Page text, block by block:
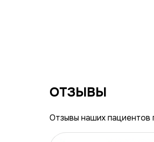
ОТЗЫВЫ
Отзывы наших пациентов